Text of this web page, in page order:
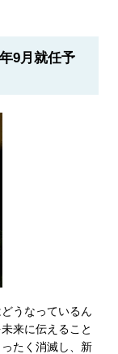
9月就任予
うなっているん
来に伝えること
たく消滅し、新